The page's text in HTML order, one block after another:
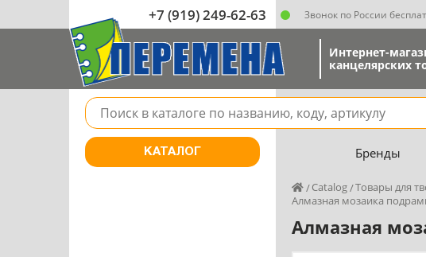
+7 (919) 249-62-63 Звонок по России
Интернет-
канцелярских
Поле для поиска товара в каталоге
КАТАЛОГ Бренды
Catalog Товары для
Алмазная мозаика
Алмазная